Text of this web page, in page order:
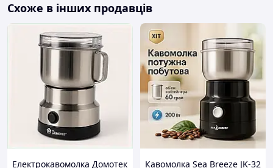
Схоже в інших продавців
Електрокавомолка Домотек
Кавомолка Sea Breeze JK-32